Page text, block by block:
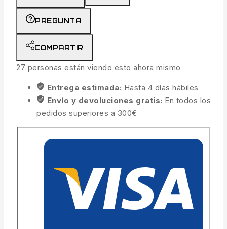
PREGUNTA
COMPARTIR
27 personas están viendo esto ahora mismo
Entrega estimada: Hasta 4 días hábiles
Envío y devoluciones gratis: En todos los
pedidos superiores a 300€